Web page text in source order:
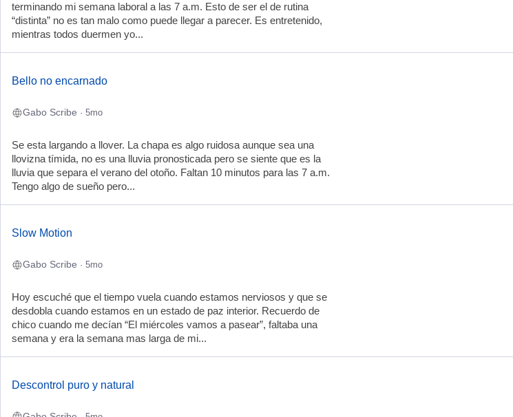
terminando mi semana laboral a las 7 a.m. Esto de ser el de rutina
“distinta” no es tan malo como puede llegar a parecer. Es entretenido,
mientras todos duermen yo...
Bello no encarnado
Gabo Scribe · 5mo
Se esta largando a llover. La chapa es algo ruidosa aunque sea una
llovizna tímida, no es una lluvia pronosticada pero se siente que es la
lluvia que separa el verano del otoño. Faltan 10 minutos para las 7 a.m.
Tengo algo de sueño pero...
Slow Motion
Gabo Scribe · 5mo
Hoy escuché que el tiempo vuela cuando estamos nerviosos y que se
desdobla cuando estamos en un estado de paz interior. Recuerdo de
chico cuando me decían “El miércoles vamos a pasear”, faltaba una
semana y era la semana mas larga de mi...
Descontrol puro y natural